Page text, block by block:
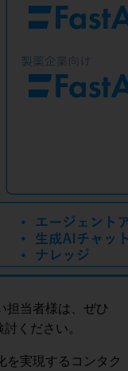
担当者様は、ぜひ
ください。
を実現するコンタク